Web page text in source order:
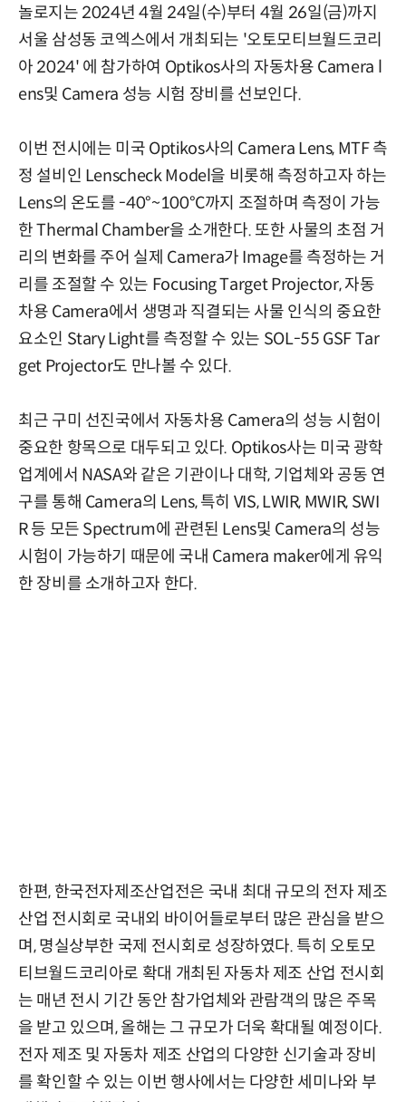
놀로지는 2024년 4월 24일(수)부터 4월 26일(금)까지
서울 삼성동 코엑스에서 개최되는 '오토모티브월드코리
아 2024' 에 참가하여 Optikos사의 자동차용 Camera l
ens및 Camera 성능 시험 장비를 선보인다.
이번 전시에는 미국 Optikos사의 Camera Lens, MTF 측
정 설비인 Lenscheck Model을 비롯해 측정하고자 하는
Lens의 온도를 -40°~100°C까지 조절하며 측정이 가능
한 Thermal Chamber을 소개한다. 또한 사물의 초점 거
리의 변화를 주어 실제 Camera가 Image를 측정하는 거
리를 조절할 수 있는 Focusing Target Projector, 자동
차용 Camera에서 생명과 직결되는 사물 인식의 중요한
요소인 Stary Light를 측정할 수 있는 SOL-55 GSF Tar
get Projector도 만나볼 수 있다.
최근 구미 선진국에서 자동차용 Camera의 성능 시험이
중요한 항목으로 대두되고 있다. Optikos사는 미국 광학
업계에서 NASA와 같은 기관이나 대학, 기업체와 공동 연
구를 통해 Camera의 Lens, 특히 VIS, LWIR, MWIR, SWI
R 등 모든 Spectrum에 관련된 Lens및 Camera의 성능
시험이 가능하기 때문에 국내 Camera maker에게 유익
한 장비를 소개하고자 한다.
한편, 한국전자제조산업전은 국내 최대 규모의 전자 제조
산업 전시회로 국내외 바이어들로부터 많은 관심을 받으
며, 명실상부한 국제 전시회로 성장하였다. 특히 오토모
티브월드코리아로 확대 개최된 자동차 제조 산업 전시회
는 매년 전시 기간 동안 참가업체와 관람객의 많은 주목
을 받고 있으며, 올해는 그 규모가 더욱 확대될 예정이다.
전자 제조 및 자동차 제조 산업의 다양한 신기술과 장비
를 확인할 수 있는 이번 행사에서는 다양한 세미나와 부